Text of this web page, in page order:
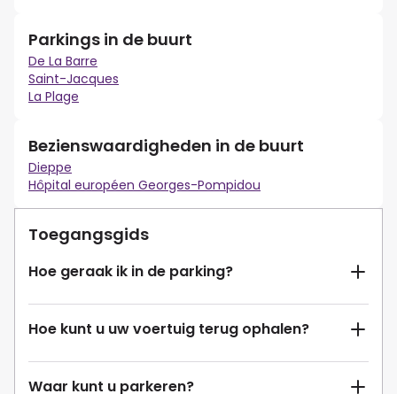
Parkings in de buurt
De La Barre
Saint-Jacques
La Plage
Bezienswaardigheden in de buurt
Dieppe
Hôpital européen Georges-Pompidou
Toegangsgids
Hoe geraak ik in de parking?
Hoe kunt u uw voertuig terug ophalen?
Waar kunt u parkeren?